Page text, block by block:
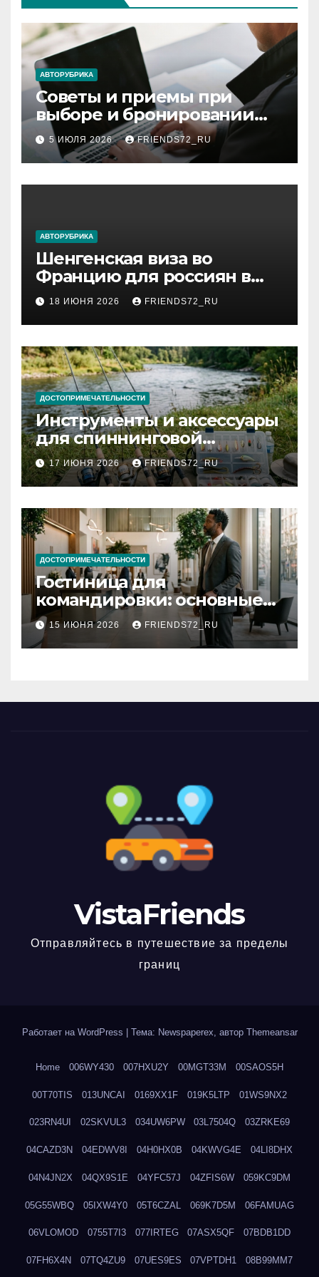
АВТОРУБРИКА
Советы и приемы при
выборе и бронировании
авиабилетов
5 ИЮЛЯ 2026 FRIENDS72_RU
АВТОРУБРИКА
Шенгенская виза во
Францию для россиян в
2026 году: сроки от 3 дней
и список необходимых
документов
18 ИЮНЯ 2026 FRIENDS72_RU
ДОСТОПРИМЕЧАТЕЛЬНОСТИ
Инструменты и аксессуары
для спиннинговой
рыбалки: назначение и
типы
17 ИЮНЯ 2026 FRIENDS72_RU
ДОСТОПРИМЕЧАТЕЛЬНОСТИ
Гостиница для
командировки: основные
критерии выбора
15 ИЮНЯ 2026 FRIENDS72_RU
VistaFriends
Отправляйтесь в путешествие за пределы
границ
Работает на WordPress Тема: Newspaperex, автор Themeansar
Home 006WY430 007HXU2Y 00MGT33M 00SAOS5H
00T70TIS 013UNCAI 0169XX1F 019K5LTP 01WS9NX2
023RN4UI 02SKVUL3 034UW6PW 03L7504Q 03ZRKE69
04CAZD3N 04EDWV8I 04H0HX0B 04KWVG4E 04LI8DHX
04N4JN2X 04QX9S1E 04YFC57J 04ZFIS6W 059KC9DM
05G55WBQ 05IXW4Y0 05T6CZAL 069K7D5M 06FAMUAG
06VLOMOD 0755T7I3 077IRTEG 07ASX5QF 07BDB1DD
07FH6X4N 07TQ4ZU9 07UES9ES 07VPTDH1 08B99MM7